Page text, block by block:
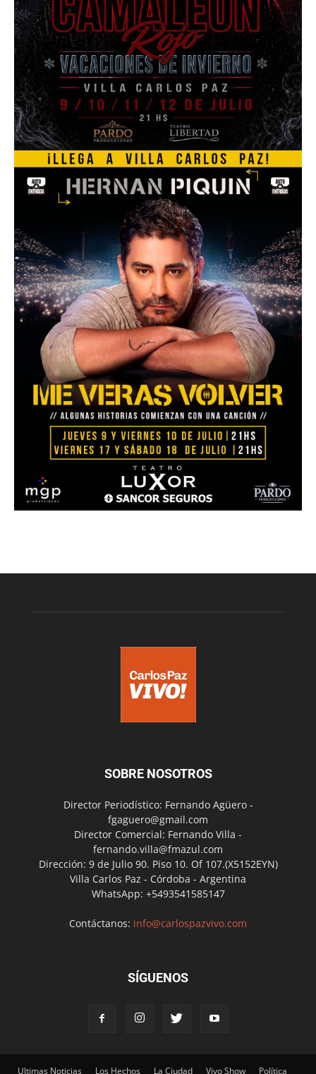
SOBRE NOSOTROS
Director Periodístico: Fernando Agüero -
fgaguero@gmail.com
Director Comercial: Fernando Villa -
fernando.villa@fmazul.com
Dirección: 9 de Julio 90. Piso 10. Of 107.(X5152EYN)
Villa Carlos Paz - Córdoba - Argentina
WhatsApp: +5493541585147
Contáctanos: info@carlospazvivo.com
SÍGUENOS
Ultimas Noticias Los Hechos La Ciudad Vivo Show Política